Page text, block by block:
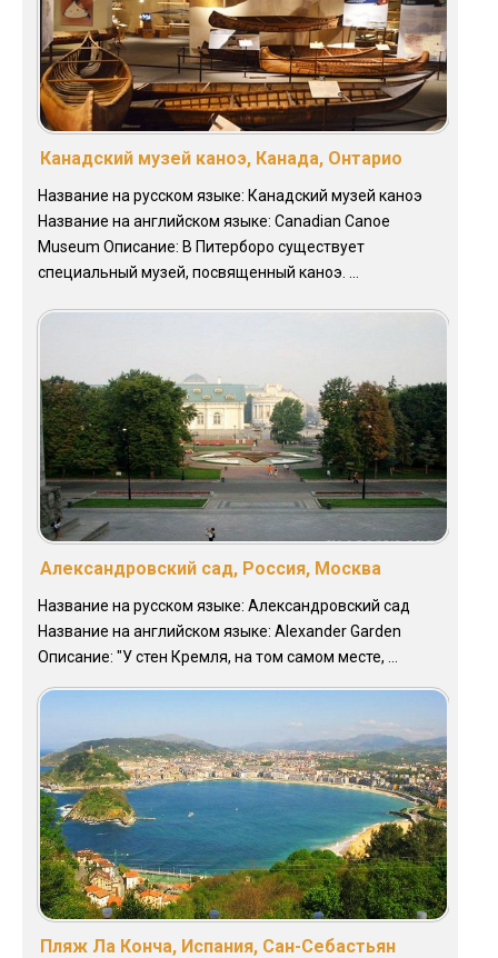
Канадский музей каноэ, Канада, Онтарио
Название на русском языке: Канадский музей каноэ
Название на английском языке: Canadian Canoe
Museum Описание: В Питерборо существует
специальный музей, посвященный каноэ. ...
Александровский сад, Россия, Москва
Название на русском языке: Александровский сад
Название на английском языке: Alexander Garden
Описание: "У стен Кремля, на том самом месте, ...
Пляж Ла Конча, Испания, Сан-Себастьян